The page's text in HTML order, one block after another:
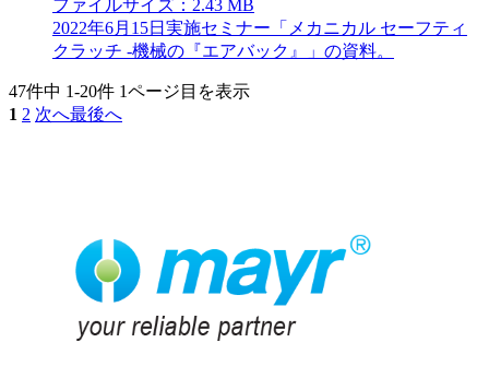
ファイルサイズ：2.43 MB
2022年6月15日実施セミナー「メカニカル セーフティ
クラッチ -機械の『エアバック』」の資料。
47件中 1-20件 1ページ目を表示
1 2 次へ最後へ